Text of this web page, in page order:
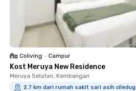
Coliving • Campur
Kost Meruya New Residence
Meruya Selatan, Kembangan
2.7 km dari rumah sakit sari asih ciledug